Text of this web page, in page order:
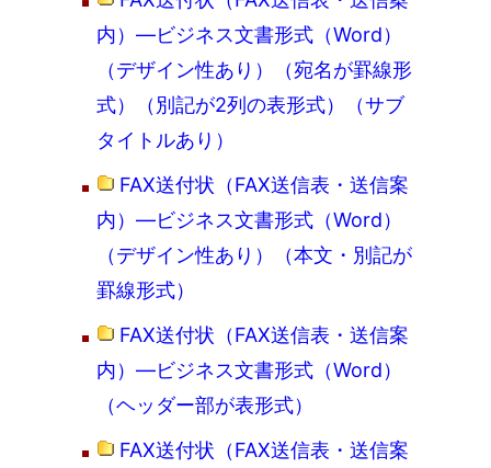
内）―ビジネス文書形式（Word）
（デザイン性あり）（宛名が罫線形
式）（別記が2列の表形式）（サブ
タイトルあり）
FAX送付状（FAX送信表・送信案
内）―ビジネス文書形式（Word）
（デザイン性あり）（本文・別記が
罫線形式）
FAX送付状（FAX送信表・送信案
内）―ビジネス文書形式（Word）
（ヘッダー部が表形式）
FAX送付状（FAX送信表・送信案